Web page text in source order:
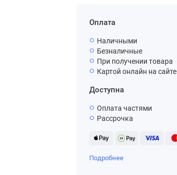
Оплата
Наличными
Безналичные
При получении товара
Картой онлайн на сайте
Доступна
Оплата частями
Рассрочка
Подробнее